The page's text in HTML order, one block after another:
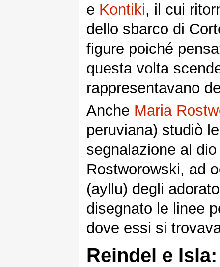
e Kontiki, il cui
dello sbarco di
figure poiché
questa volta
rappresentavano
Anche Maria
peruviana) studiò
segnalazione al
Rostworowski, ad
(ayllu) degli
disegnato le linee
dove essi si
Reindel e